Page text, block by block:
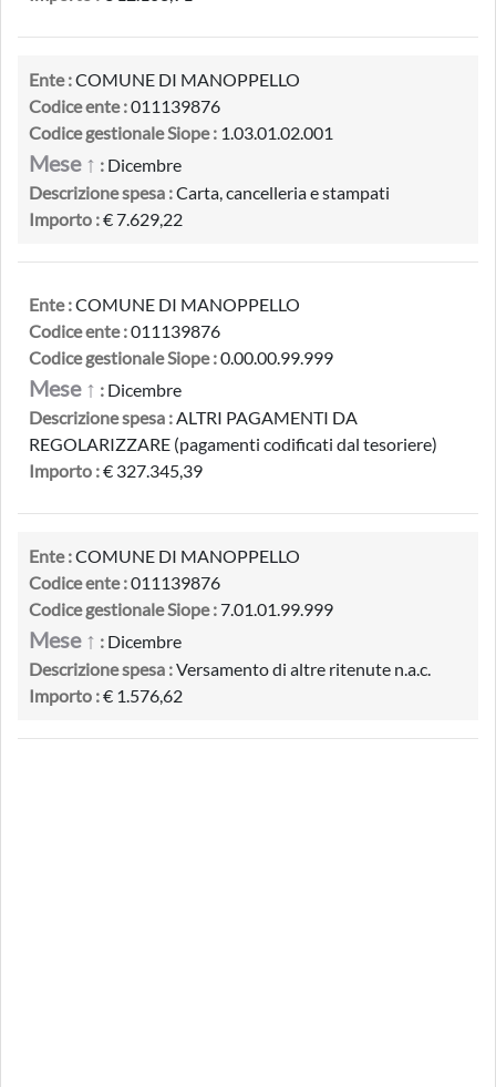
Ente :COMUNE DI MANOPPELLO
Codice ente :011139876
Codice gestionale Siope : 1.03.01.02.001
Mese ↑ : Dicembre
Descrizione spesa :Carta, cancelleria e stampati
Importo :€ 7.629,22
Ente :COMUNE DI MANOPPELLO
Codice ente :011139876
Codice gestionale Siope :0.00.00.99.999
Mese ↑ : Dicembre
Descrizione spesa :ALTRI PAGAMENTI DA
REGOLARIZZARE (pagamenti codificati dal tesoriere)
Importo :€ 327.345,39
Ente :COMUNE DI MANOPPELLO
Codice ente :011139876
Codice gestionale Siope :7.01.01.99.999
Mese ↑ : Dicembre
Descrizione spesa :Versamento di altre ritenute n.a.c.
Importo :€ 1.576,62